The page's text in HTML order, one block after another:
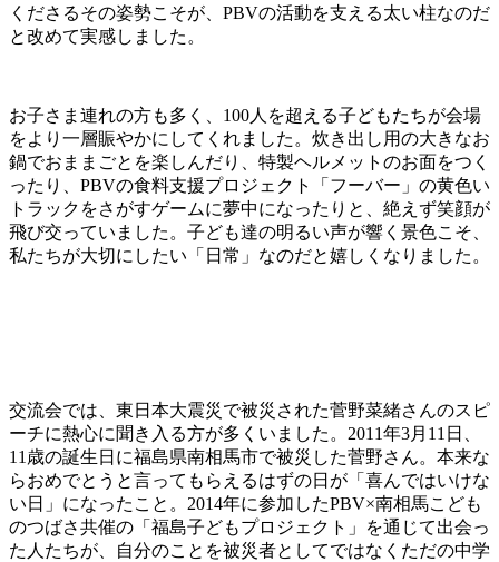
くださるその姿勢こそが、PBVの活動を支える太い柱なのだ
と改めて実感しました。
お子さま連れの方も多く、100人を超える子どもたちが会場
をより一層賑やかにしてくれました。炊き出し用の大きなお
鍋でおままごとを楽しんだり、特製ヘルメットのお面をつく
ったり、PBVの食料支援プロジェクト「フーバー」の黄色い
トラックをさがすゲームに夢中になったりと、絶えず笑顔が
飛び交っていました。子ども達の明るい声が響く景色こそ、
私たちが大切にしたい「日常」なのだと嬉しくなりました。
交流会では、東日本大震災で被災された菅野菜緒さんのスピ
ーチに熱心に聞き入る方が多くいました。2011年3月11日、
11歳の誕生日に福島県南相馬市で被災した菅野さん。本来な
らおめでとうと言ってもらえるはずの日が「喜んではいけな
い日」になったこと。2014年に参加したPBV×南相馬こども
のつばさ共催の「福島子どもプロジェクト」を通じて出会っ
た人たちが、自分のことを被災者としてではなくただの中学